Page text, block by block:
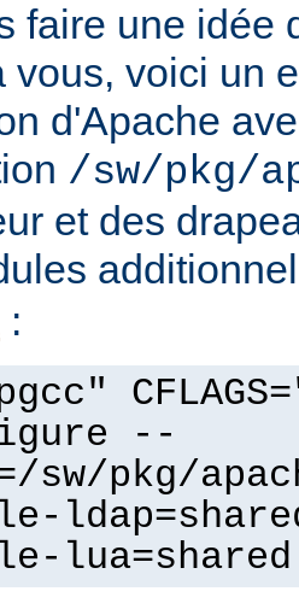
faire une idée
vous, voici un
d'Apache
/sw/pkg/
et des
:
--
sw/pkg/
lua=shared